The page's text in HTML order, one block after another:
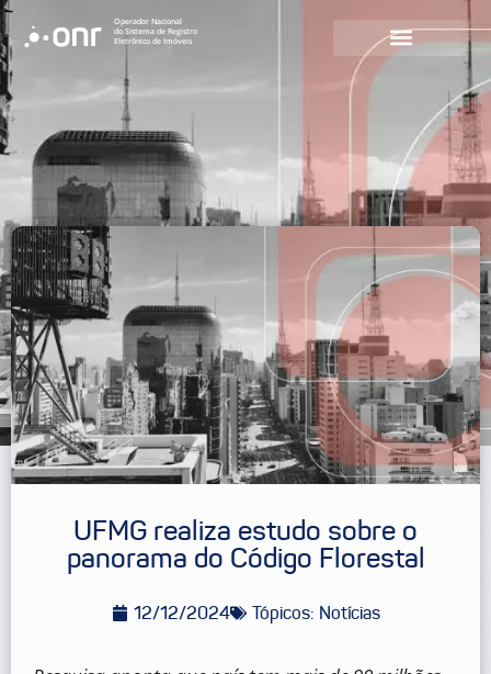
Operador Nacional
do Sistema de Registro
Eletrônico de Imóveis
UFMG realiza estudo sobre o
panorama do Código Florestal
12/12/2024 Tópicos: Notícias